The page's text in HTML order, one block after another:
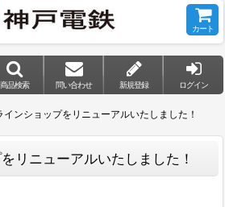
カート
商品検索 問い合わせ 新規登録 ログイン
インショップをリニューアルいたしました！
リニューアルいたしました！